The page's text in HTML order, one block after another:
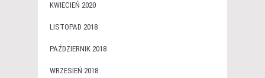
KWIECIEŃ 2020
LISTOPAD 2018
PAŹDZIERNIK 2018
WRZESIEŃ 2018